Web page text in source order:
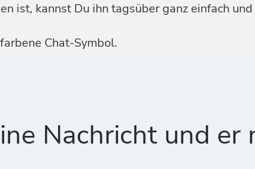
ist, kannst Du ihn tagsüber ganz einfach
Chat-Symbol.
Nachricht und